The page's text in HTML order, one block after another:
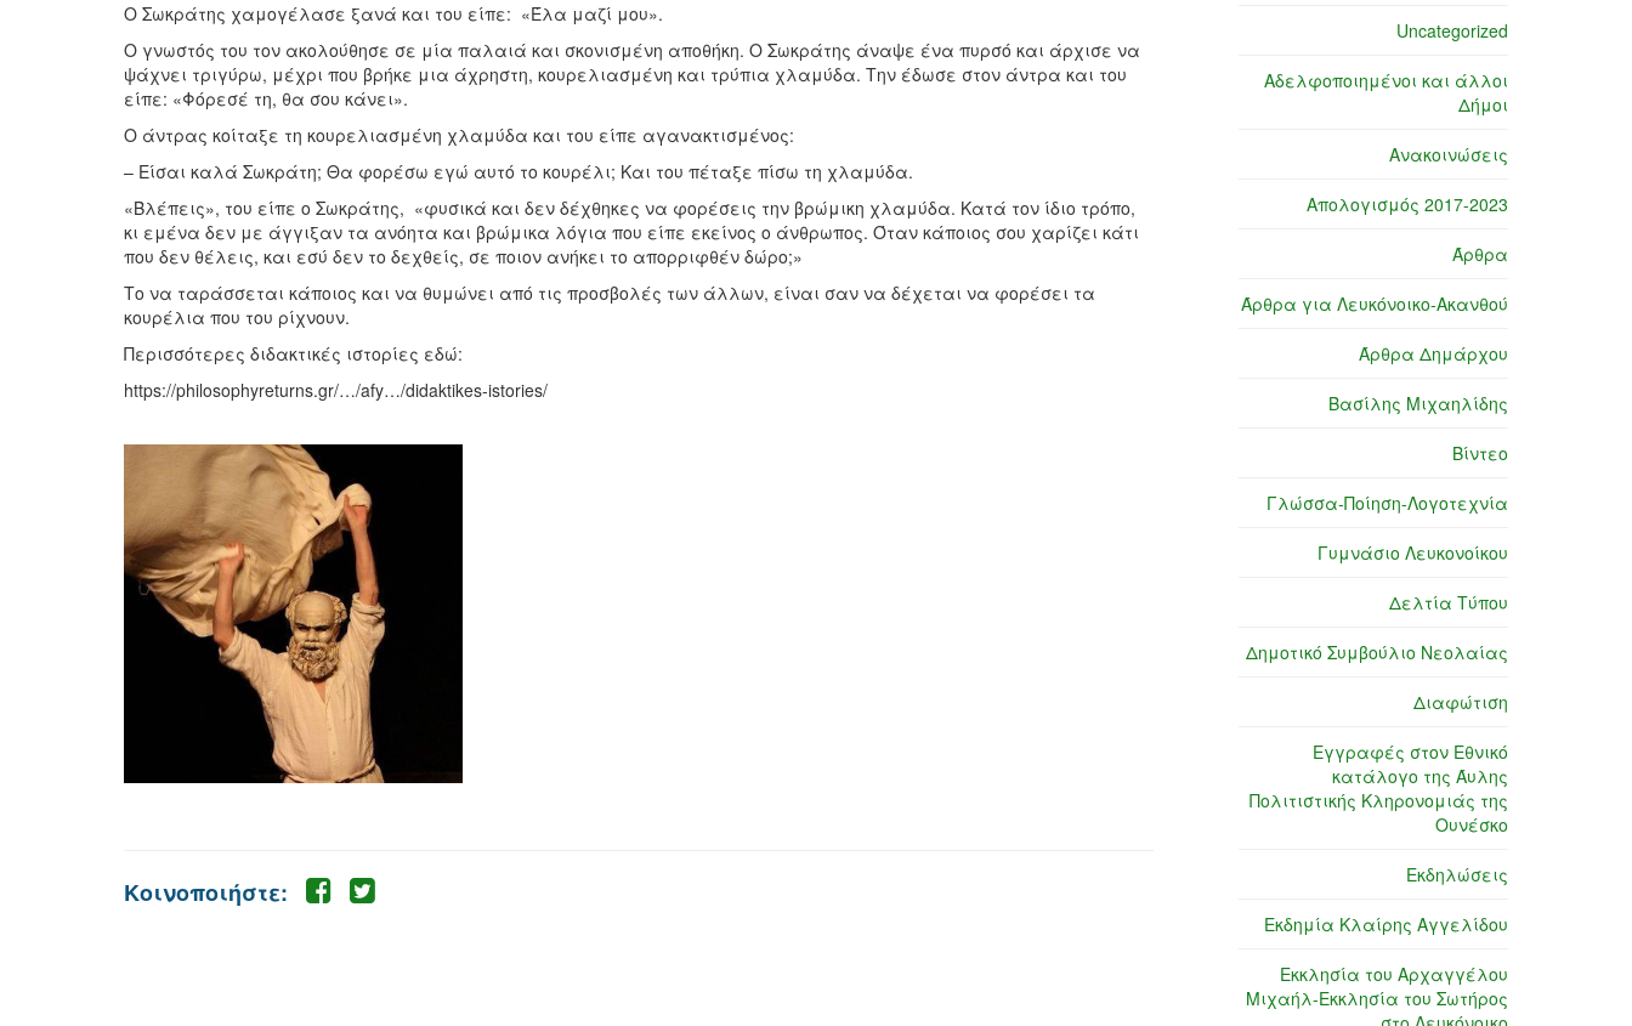
Ο Σωκράτης χαμογέλασε ξανά και του είπε: «Έλα μαζί μου».
Ο γνωστός του τον ακολούθησε σε μία παλαιά και σκονισμένη αποθήκη. Ο Σωκράτης άναψε ένα πυρσό και άρχισε να
ψάχνει τριγύρω, μέχρι που βρήκε μια άχρηστη, κουρελιασμένη και τρύπια χλαμύδα. Την έδωσε στον άντρα και του
είπε: «Φόρεσέ τη, θα σου κάνει».
Ο άντρας κοίταξε τη κουρελιασμένη χλαμύδα και του είπε αγανακτισμένος:
– Είσαι καλά Σωκράτη; Θα φορέσω εγώ αυτό το κουρέλι; Και του πέταξε πίσω τη χλαμύδα.
«Βλέπεις», του είπε ο Σωκράτης, «φυσικά και δεν δέχθηκες να φορέσεις την βρώμικη χλαμύδα. Κατά τον ίδιο τρόπο,
κι εμένα δεν με άγγιξαν τα ανόητα και βρώμικα λόγια που είπε εκείνος ο άνθρωπος. Όταν κάποιος σου χαρίζει κάτι
που δεν θέλεις, και εσύ δεν το δεχθείς, σε ποιον ανήκει το απορριφθέν δώρο;»
Το να ταράσσεται κάποιος και να θυμώνει από τις προσβολές των άλλων, είναι σαν να δέχεται να φορέσει τα
κουρέλια που του ρίχνουν.
Περισσότερες διδακτικές ιστορίες εδώ:
https://philosophyreturns.gr/…/afy…/didaktikes-istories/
Κοινοποιήστε:
Uncategorized
Αδελφοποιημένοι και άλλοι
Δήμοι
Ανακοινώσεις
Απολογισμός 2017-2023
Άρθρα
Άρθρα για Λευκόνοικο-Ακανθού
Άρθρα Δημάρχου
Βασίλης Μιχαηλίδης
Βίντεο
Γλώσσα-Ποίηση-Λογοτεχνία
Γυμνάσιο Λευκονοίκου
Δελτία Τύπου
Δημοτικό Συμβούλιο Νεολαίας
Διαφώτιση
Εγγραφές στον Εθνικό
κατάλογο της Άυλης
Πολιτιστικής Κληρονομιάς της
Ουνέσκο
Εκδηλώσεις
Εκδημία Κλαίρης Αγγελίδου
Εκκλησία του Αρχαγγέλου
Μιχαήλ-Εκκλησία του Σωτήρος